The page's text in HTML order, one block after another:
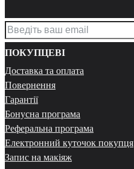
ПОКУПЦЕВІ
Доставка та оплата
Повернення
Гарантії
Бонусна програма
Реферальна програма
Електронний куточок покупця
Запис на макіяж